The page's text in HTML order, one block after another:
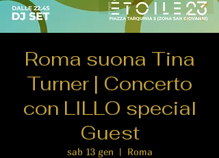
Roma suona Tina
Turner | Concerto
con LILLO special
Guest
sab 13 gen
  |
Roma